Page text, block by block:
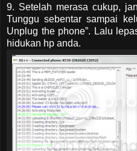
9. Setelah merasa cukup,
Tunggu sebentar sampai
Unplug the phone”. Lalu
hidukan hp anda.